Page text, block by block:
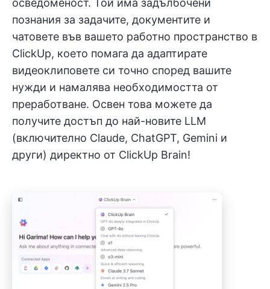
осведоменост. Той има задълбочени
познания за задачите, документите и
чатовете във вашето работно пространство в
ClickUp, което помага да адаптирате
видеоклиповете си точно според вашите
нужди и намалява необходимостта от
преработване. Освен това можете да
получите достъп до най-новите LLM
(включително Claude, ChatGPT, Gemini и
други) директно от ClickUp Brain!